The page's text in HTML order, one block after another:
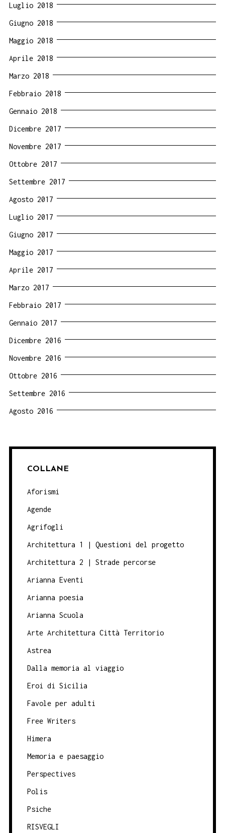
Luglio 2018
Giugno 2018
Maggio 2018
Aprile 2018
Marzo 2018
Febbraio 2018
Gennaio 2018
Dicembre 2017
Novembre 2017
Ottobre 2017
Settembre 2017
Agosto 2017
Luglio 2017
Giugno 2017
Maggio 2017
Aprile 2017
Marzo 2017
Febbraio 2017
Gennaio 2017
Dicembre 2016
Novembre 2016
Ottobre 2016
Settembre 2016
Agosto 2016
COLLANE
Aforismi
Agende
Agrifogli
Architettura 1 | Questioni del progetto
Architettura 2 | Strade percorse
Arianna Eventi
Arianna poesia
Arianna Scuola
Arte Architettura Città Territorio
Astrea
Dalla memoria al viaggio
Eroi di Sicilia
Favole per adulti
Free Writers
Himera
Memoria e paesaggio
Perspectives
Polis
Psiche
RISVEGLI